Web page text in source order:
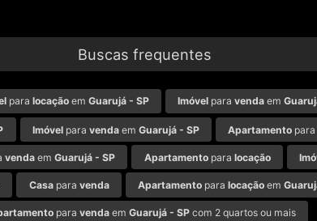
Buscas frequentes
para locaçãoem Guarujá - SP Imóvelpara vendaem
Imóvelpara vendaem Guarujá - SP Apartamento
venda emGuarujá - SP Apartamentopara locação
Casapara venda Apartamentopara locaçãoem
para vendaem Guarujá - SPcom 2 quartos ou mais